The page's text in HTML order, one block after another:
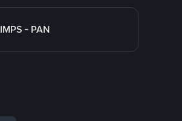
IMPS - PAN